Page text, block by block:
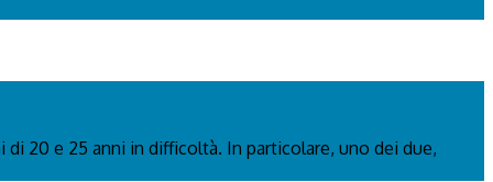
20 e 25 anni in difficoltà. In particolare, uno dei due,